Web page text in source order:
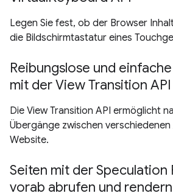
Legen Sie fest, ob der Browser
die Bildschirmtastatur eines
Reibungslose und
mit der View Transition API
Die View Transition API ermöglicht
Übergänge zwischen
Website.
Seiten mit der Speculation
vorab abrufen und rendern